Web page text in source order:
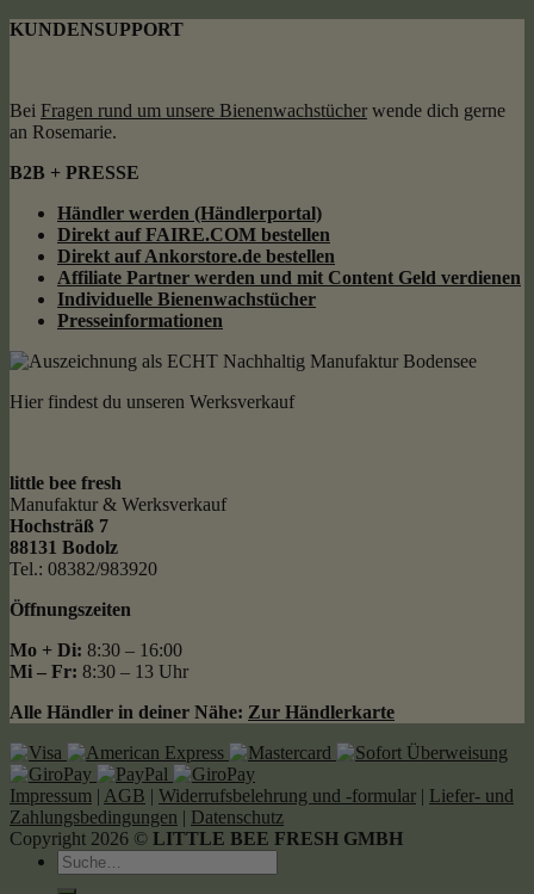
KUNDENSUPPORT
Bei Fragen rund um unsere Bienenwachstücher wende dich gerne
an Rosemarie.
B2B + PRESSE
Händler werden (Händlerportal)
Direkt auf FAIRE.COM bestellen
Direkt auf Ankorstore.de bestellen
Affiliate Partner werden und mit Content Geld verdienen
Individuelle Bienenwachstücher
Presseinformationen
Hier findest du unseren Werksverkauf
little bee fresh
Manufaktur & Werksverkauf
Hochsträß 7
88131 Bodolz
Tel.: 08382/983920
Öffnungszeiten
Mo + Di: 8:30 – 16:00
Mi – Fr: 8:30 – 13 Uhr
Alle Händler in deiner Nähe: Zur Händlerkarte
Impressum | AGB | Widerrufsbelehrung und -formular | Liefer- und
Zahlungsbedingungen | Datenschutz
Copyright 2026 © LITTLE BEE FRESH GMBH
Suche
nach: